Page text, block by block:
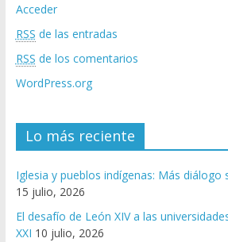
Acceder
RSS de las entradas
RSS de los comentarios
WordPress.org
Lo más reciente
Iglesia y pueblos indígenas: Más diálogo
15 julio, 2026
El desafío de León XIV a las
XXI 10 julio, 2026